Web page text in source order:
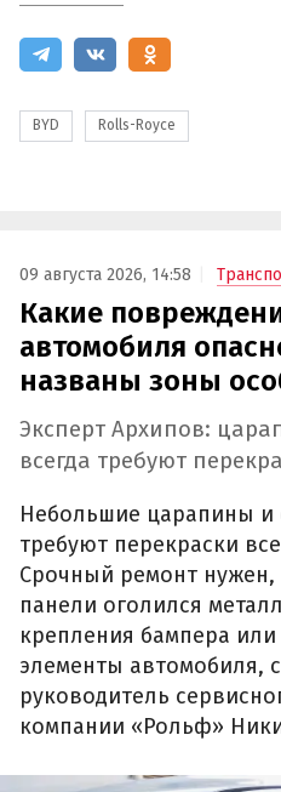
BYD Rolls-Royce
09 августа 2026, 14:58
Какие
автомобиля
названы зоны
Эксперт Архипов:
всегда требуют
Небольшие царапины и
требуют перекраски
Срочный ремонт нужен,
панели оголился
крепления бампера
элементы автомобиля,
руководитель
компании «Рольф»